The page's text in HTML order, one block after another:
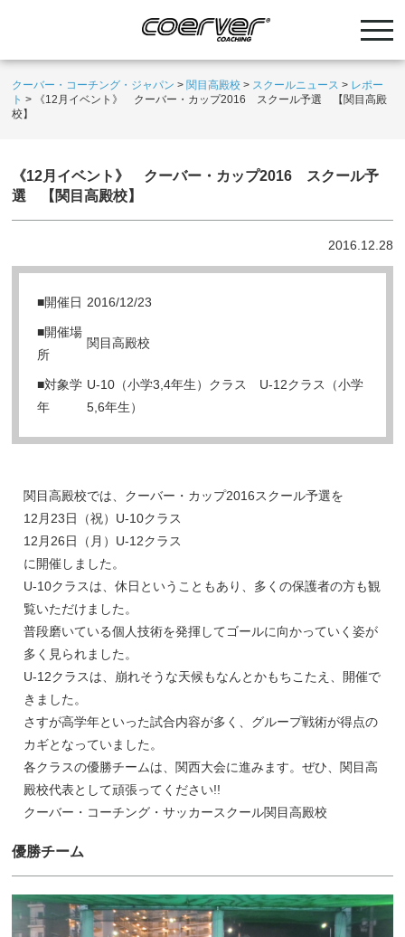
クーバー・コーチング・ジャパン > 関目高殿校 > スクールニュース > レポー
ト >
《12月イベント》 クーバー・カップ2016 スクール予選 【関目高殿
校】
《12月イベント》 クーバー・カップ2016 スクール予
選 【関目高殿校】
2016.12.28
■開催日 2016/12/23
■開催場
所
関目高殿校
■対象学
年
U-10（小学3,4年生）クラス U-12クラス（小学
5,6年生）
関目高殿校では、クーバー・カップ2016スクール予選を
12月23日（祝）U-10クラス
12月26日（月）U-12クラス
に開催しました。
U-10クラスは、休日ということもあり、多くの保護者の方も観
覧いただけました。
普段磨いている個人技術を発揮してゴールに向かっていく姿が
多く見られました。
U-12クラスは、崩れそうな天候もなんとかもちこたえ、開催で
きました。
さすが高学年といった試合内容が多く、グループ戦術が得点の
カギとなっていました。
各クラスの優勝チームは、関西大会に進みます。ぜひ、関目高
殿校代表として頑張ってください!!
クーバー・コーチング・サッカースクール関目高殿校
優勝チーム